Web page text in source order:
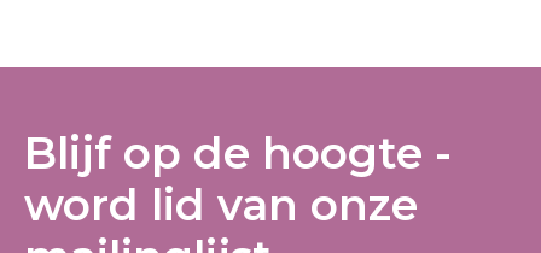
Blijf op de hoogte -
word lid van onze